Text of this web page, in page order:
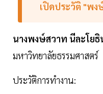
เปิดประวัติ "พง
นางพงษ์สวาท นีละโยธิ
มหาวิทยาลัยธรรมศาสตร์
ประวัติการทำงาน: